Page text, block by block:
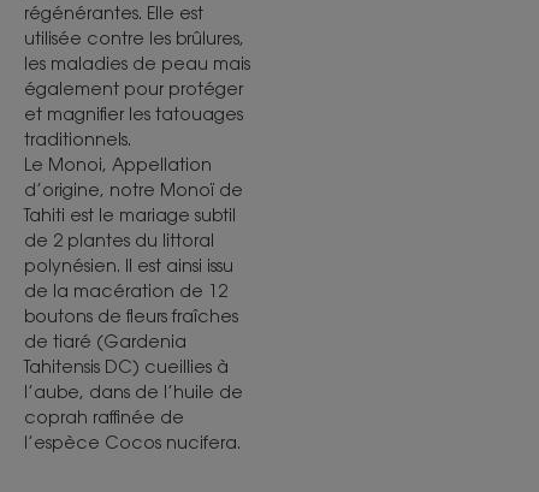
**Etude instrumentale anti-casse sur mèches.
*Contient des acides aminés biomimétiques de la kératine du
cheveu.
*Selon un test OCDE 301
régénérantes. Elle est
utilisée contre les brûlures,
les maladies de peau mais
également pour protéger
et magnifier les tatouages
traditionnels.
Le Monoi, Appellation
d’origine, notre Monoï de
Tahiti est le mariage subtil
de 2 plantes du littoral
polynésien. Il est ainsi issu
de la macération de 12
boutons de fleurs fraîches
de tiaré (Gardenia
Tahitensis DC) cueillies à
l’aube, dans de l’huile de
coprah raffinée de
l’espèce Cocos nucifera.